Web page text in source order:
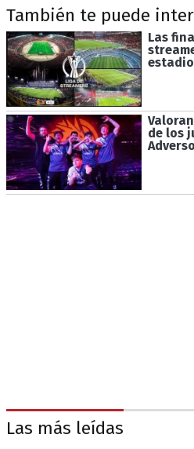
También te puede
Las
de los
Las más leídas